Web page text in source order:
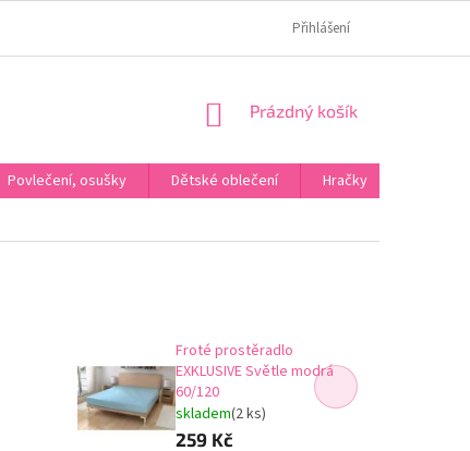
HODNOCENÍ NA HEURÉCE
Přihlášení
NÁKUPNÍ
Prázdný košík
Povlečení, osušky Dětské oblečení Hračky
Froté prostěradlo
EXKLUSIVE Světle modrá
60/120
skladem(2 ks)
259 Kč